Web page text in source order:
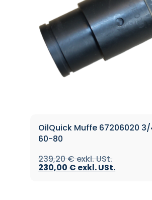
OilQuick Muffe 67206020 3/
60-80
239,20€
230,00 €